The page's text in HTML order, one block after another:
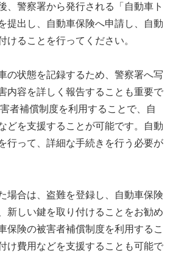
、警察署から発行される「自動車ト
提出し、自動車保険へ申請し、自動
けることを行ってください。
の状態を記録するため、警察署へ写
内容を詳しく報告することも重要で
者補償制度を利用することで、自
どを支援することが可能です。自動
行って、詳細な手続きを行う必要が
場合は、盗難を登録し、自動車保険
新しい鍵を取り付けることをお勧め
保険の被害者補償制度を利用するこ
け費用などを支援することも可能で